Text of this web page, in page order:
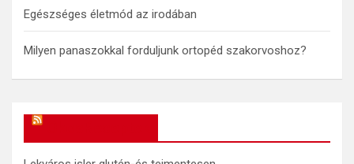
Egészséges életmód az irodában
Milyen panaszokkal forduljunk ortopéd szakorvoshoz?